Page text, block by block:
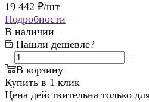
19 442 ₽/шт
Подробности
В наличии
Нашли дешевле?
В корзину
Купить в 1 клик
Цена действительна только